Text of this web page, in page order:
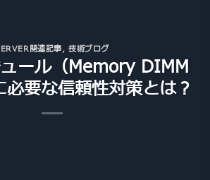
関連記事, 技術ブログ
ール（Memory DIMM
要な信頼性対策とは？